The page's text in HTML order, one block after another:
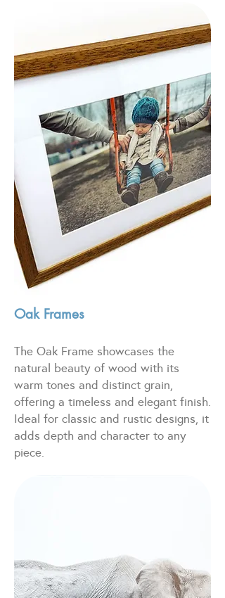
Oak Frames
The Oak Frame showcases the
natural beauty of wood with its
warm tones and distinct grain,
offering a timeless and elegant finish.
Ideal for classic and rustic designs, it
adds depth and character to any
piece.